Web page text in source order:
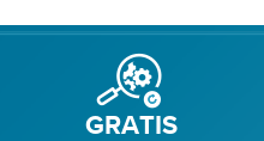
GRATIS